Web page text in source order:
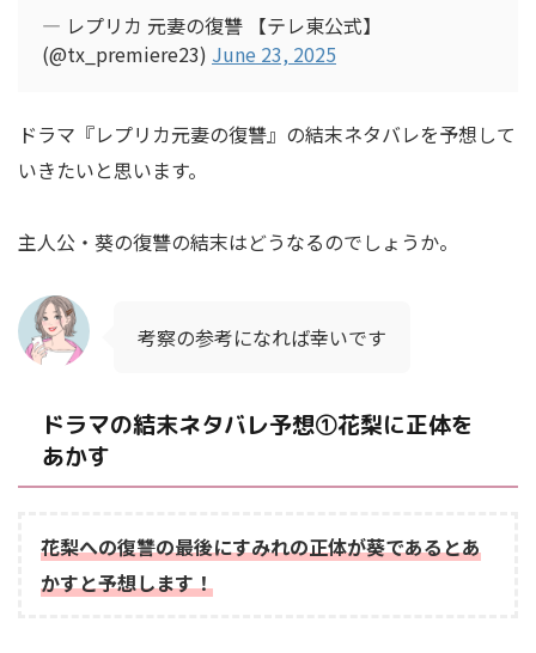
— レプリカ 元妻の復讐 【テレ東公式】
(@tx_premiere23) June 23, 2025
ドラマ『レプリカ元妻の復讐』の結末ネタバレを予想して
いきたいと思います。
主人公・葵の復讐の結末はどうなるのでしょうか。
考察の参考になれば幸いです
ドラマの結末ネタバレ予想①花梨に正体を
あかす
花梨への復讐の最後にすみれの正体が葵であるとあ
かすと予想します！